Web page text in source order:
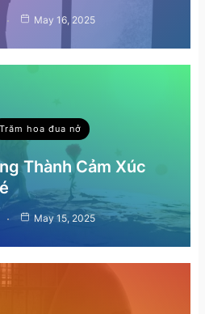
May 16, 2025
Trăm hoa đua nở
Thành Cảm Xúc
May 15, 2025